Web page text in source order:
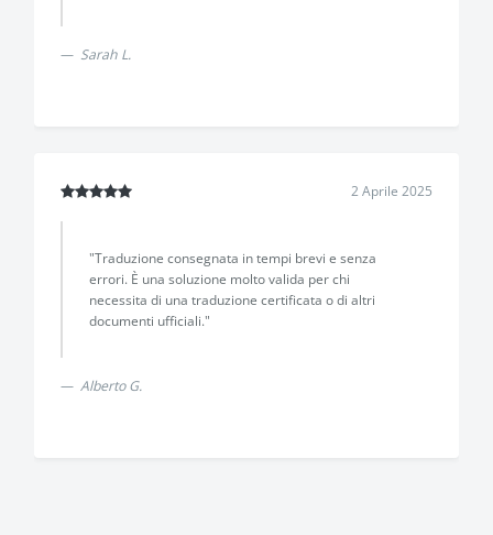
Sarah L.
2 Aprile 2025
"Traduzione consegnata in tempi brevi e senza
errori. È una soluzione molto valida per chi
necessita di una traduzione certificata o di altri
documenti ufficiali."
Alberto G.